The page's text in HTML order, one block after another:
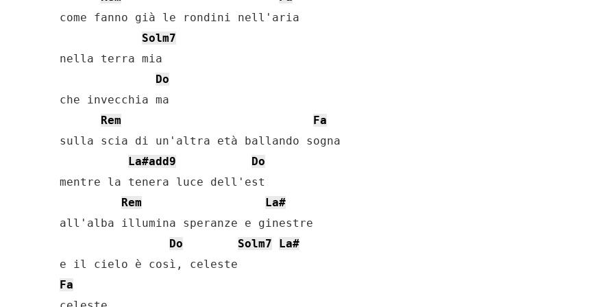
come fanno già le rondini nell'aria
Solm7
nella terra mia
Do
che invecchia ma
Rem
Fa
sulla scia di un'altra età ballando sogna
La#add9
Do
mentre la tenera luce dell'est
Rem
La#
all'alba illumina speranze e ginestre
Do
Solm7
La#
Fa